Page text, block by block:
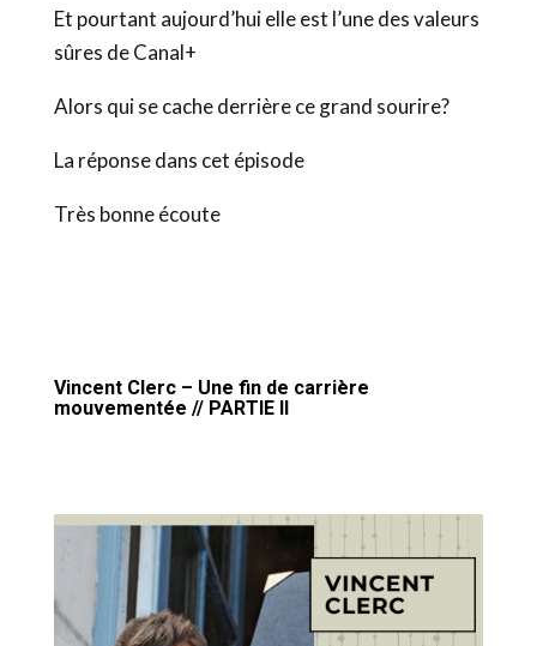
Et pourtant aujourd’hui elle est l’une des valeurs
sûres de Canal+
Alors qui se cache derrière ce grand sourire?
La réponse dans cet épisode
Très bonne écoute
Vincent Clerc – Une fin de carrière
mouvementée // PARTIE II